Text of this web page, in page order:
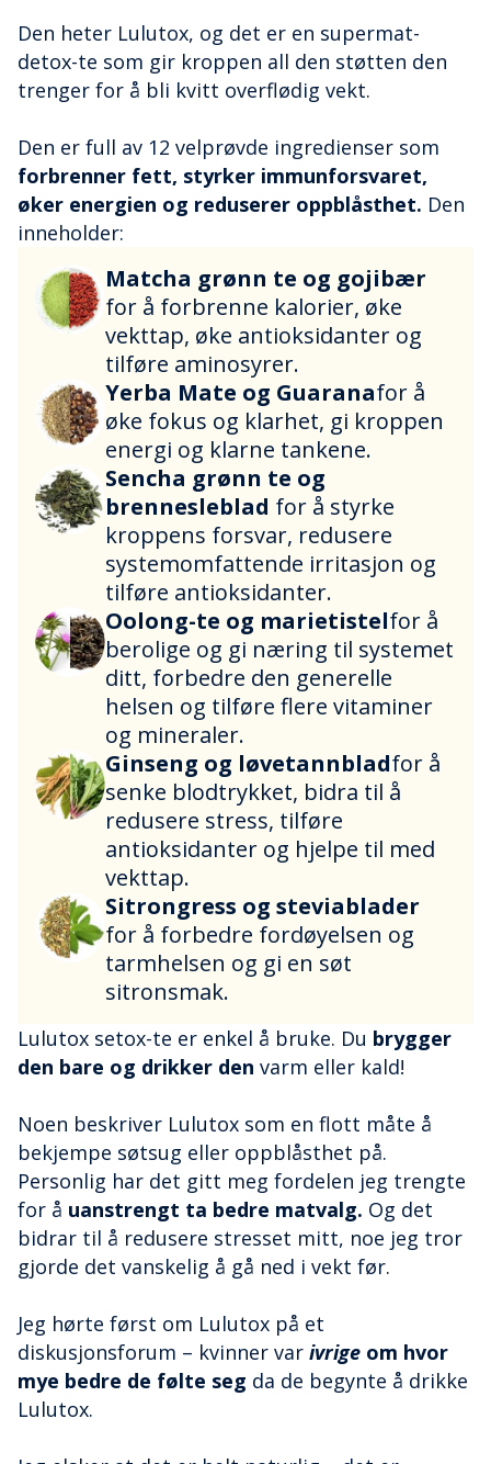
Den heter Lulutox, og det er en supermat-
detox-te som gir kroppen all den støtten den
trenger for å bli kvitt overflødig vekt.
Den er full av 12 velprøvde ingredienser som
forbrenner fett, styrker immunforsvaret,
øker energien og reduserer oppblåsthet. Den
inneholder:
Matcha grønn te og gojibær
for å forbrenne kalorier, øke
vekttap, øke antioksidanter og
tilføre aminosyrer.
Yerba Mate og Guaranafor å
øke fokus og klarhet, gi kroppen
energi og klarne tankene.
Sencha grønn te og
brennesleblad for å styrke
kroppens forsvar, redusere
systemomfattende irritasjon og
tilføre antioksidanter.
Oolong-te og marietistelfor å
berolige og gi næring til systemet
ditt, forbedre den generelle
helsen og tilføre flere vitaminer
og mineraler.
Ginseng og løvetannbladfor å
senke blodtrykket, bidra til å
redusere stress, tilføre
antioksidanter og hjelpe til med
vekttap.
Sitrongress og steviablader
for å forbedre fordøyelsen og
tarmhelsen og gi en søt
sitronsmak.
Lulutox setox-te er enkel å bruke. Du brygger
den bare og drikker den varm eller kald!
Noen beskriver Lulutox som en flott måte å
bekjempe søtsug eller oppblåsthet på.
Personlig har det gitt meg fordelen jeg trengte
for å uanstrengt ta bedre matvalg. Og det
bidrar til å redusere stresset mitt, noe jeg tror
gjorde det vanskelig å gå ned i vekt før.
Jeg hørte først om Lulutox på et
diskusjonsforum – kvinner var ivrige om hvor
mye bedre de følte seg da de begynte å drikke
Lulutox.